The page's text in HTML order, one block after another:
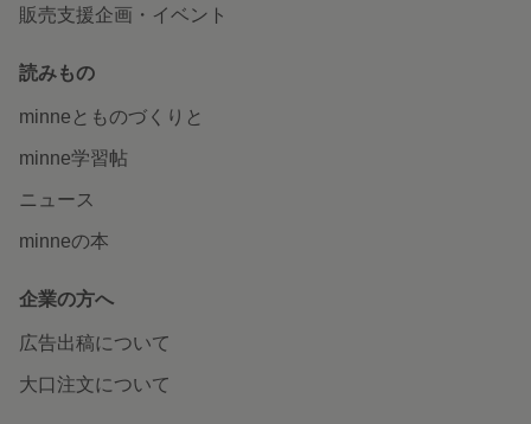
販売支援企画・イベント
読みもの
minneとものづくりと
minne学習帖
ニュース
minneの本
企業の方へ
広告出稿について
大口注文について